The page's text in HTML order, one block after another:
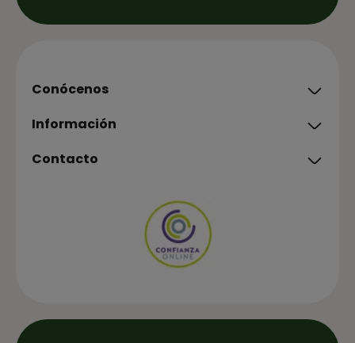
Conócenos
Información
Contacto